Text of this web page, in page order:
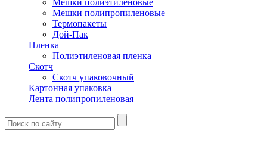
Мешки полипропиленовые
Термопакеты
Дой-Пак
Пленка
Полиэтиленовая пленка
Скотч
Скотч упаковочный
Картонная упаковка
Лента полипропиленовая